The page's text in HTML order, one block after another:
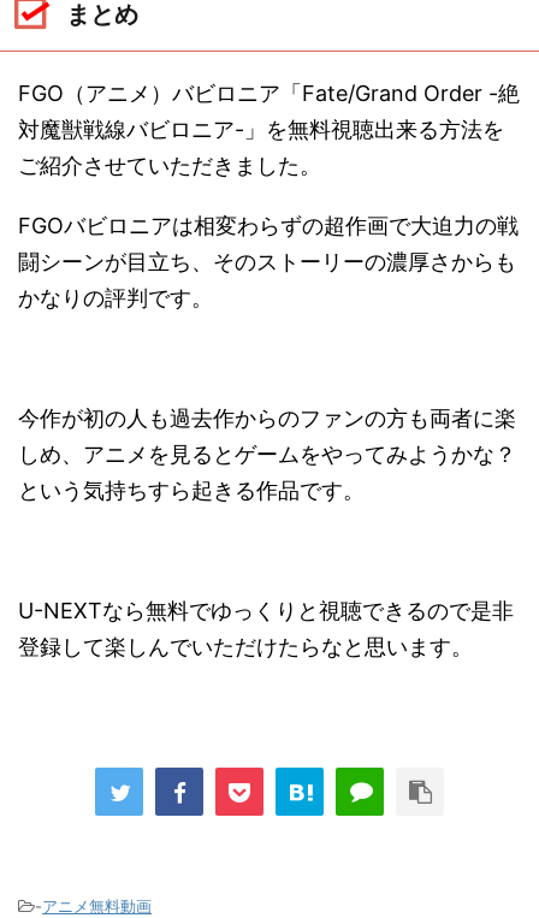
まとめ
FGO（アニメ）バビロニア「Fate/Grand Order -絶
対魔獣戦線バビロニア-」を無料視聴出来る方法を
ご紹介させていただきました。
FGOバビロニアは相変わらずの超作画で大迫力の戦
闘シーンが目立ち、そのストーリーの濃厚さからも
かなりの評判です。
今作が初の人も過去作からのファンの方も両者に楽
しめ、アニメを見るとゲームをやってみようかな？
という気持ちすら起きる作品です。
U-NEXTなら無料でゆっくりと視聴できるので是非
登録して楽しんでいただけたらなと思います。
-アニメ無料動画